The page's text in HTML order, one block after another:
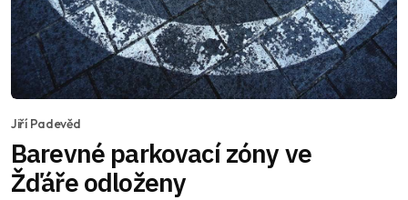
Jiří Padevěd
Barevné parkovací zóny ve
Žďáře odloženy